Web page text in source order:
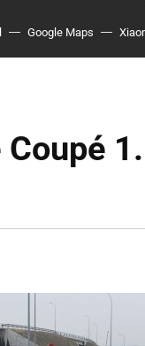
Google Maps